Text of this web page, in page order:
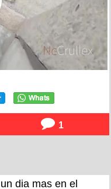
1
dia mas en el